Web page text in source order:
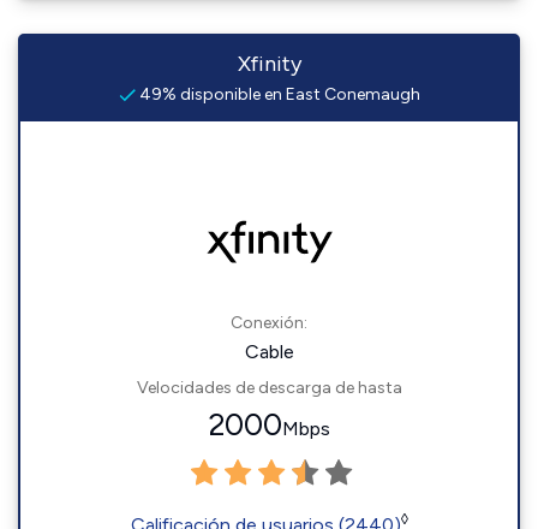
Xfinity
49% disponible en East Conemaugh
Conexión:
Cable
Velocidades de descarga de hasta
2000Mbps
◊